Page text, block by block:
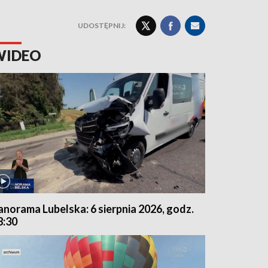
UDOSTĘPNIJ:
Lubelska: 6 sierpnia 2026, godz.